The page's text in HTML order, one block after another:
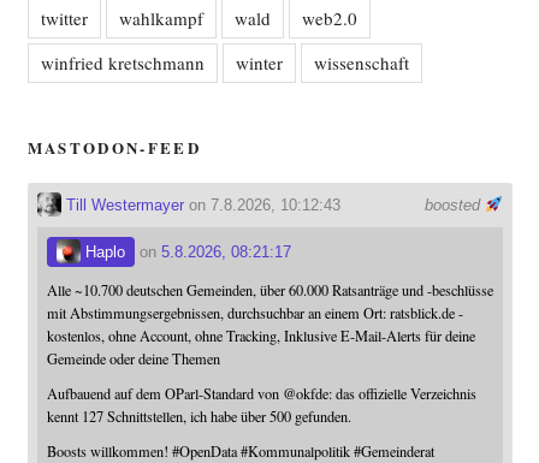
twitter wahlkampf wald
web2.0
winfried kretschmann
winter wissenschaft
MASTODON-FEED
boosted
Till Westermayeron 7.8.2026, 10:12:43
Haplo on 5.8.2026, 08:21:17
Alle ~10.700 deutschen Gemeinden, über 60.000 Ratsanträge und -beschlüsse
mit Abstimmungsergebnissen, durchsuchbar an einem Ort: ratsblick.de -
kostenlos, ohne Account, ohne Tracking, Inklusive E-Mail-Alerts für deine
Gemeinde oder deine Themen
Aufbauend auf dem OParl-Standard von @okfde: das offizielle Verzeichnis
kennt 127 Schnittstellen, ich habe über 500 gefunden.
Boosts willkommen! #OpenData #Kommunalpolitik #Gemeinderat